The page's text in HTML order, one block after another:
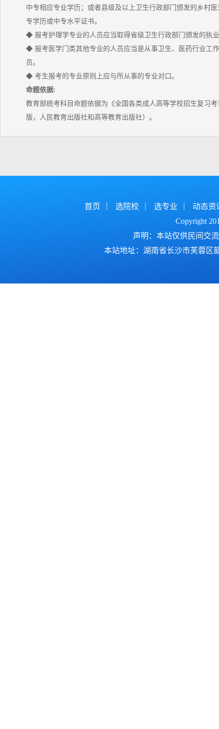
中专相应专业学历；或者县级及以上卫生行政部门颁发的乡村
专学历或中专水平证书。
◆ 报考护理学专业的人员应当取得省级卫生行政部门颁发的执
◆ 报考医学门类其他专业的人员应当是从事卫生、医药行业工
员。
◆ 考生报考的专业原则上应与所从事的专业对口。
命题依据:
教育部统考科目命题依据为《全国各类成人高等学校招生复习考
版，人民教育出版社和高等教育出版社）。
首页 选院校 选专业
动态资
Copyright
声明：本站仅供民间交
本站地址：湖南省长沙市芙蓉区